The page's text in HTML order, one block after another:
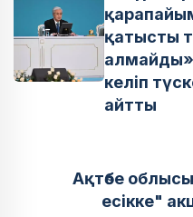
қатысты
келіп
айтты
Ақтөбе
есікке"